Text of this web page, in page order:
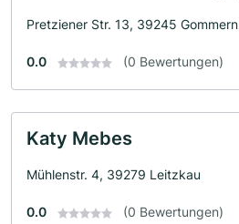
Pretziener Str. 13, 39245 Gommern
0.0 (0 Bewertungen)
Katy Mebes
Mühlenstr. 4, 39279 Leitzkau
0.0 (0 Bewertungen)